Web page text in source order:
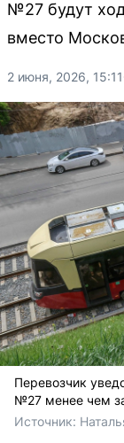
№27 будут
вместо
2 июня, 2026, 15:11
Перевозчик
№27 менее чем
Источник: